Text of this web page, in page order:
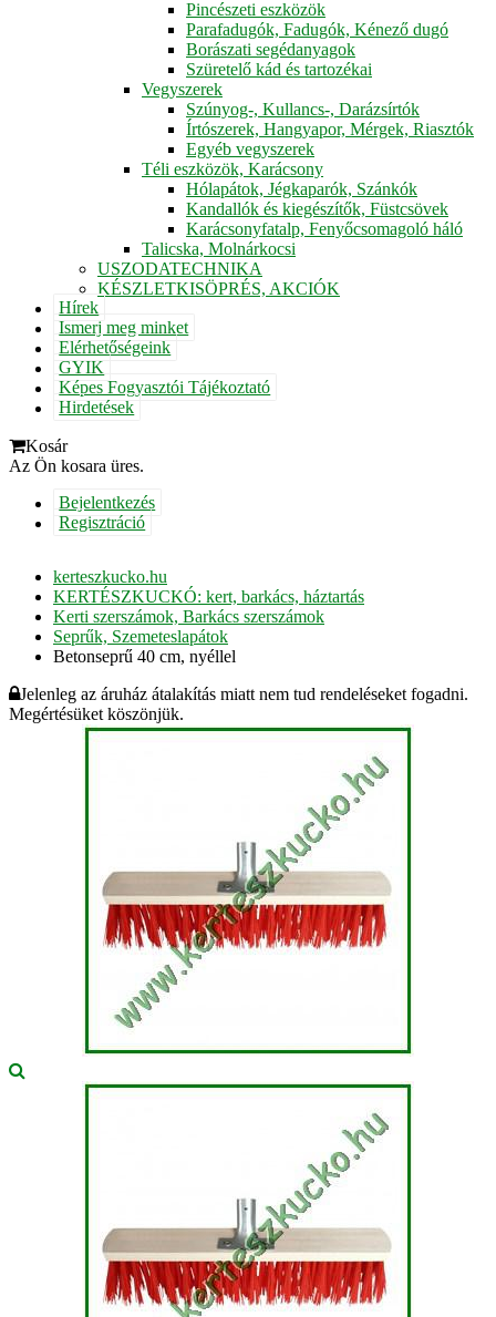
Pincészeti eszközök
Parafadugók, Fadugók, Kénező dugó
Borászati segédanyagok
Szüretelő kád és tartozékai
Vegyszerek
Szúnyog-, Kullancs-, Darázsírtók
Írtószerek, Hangyapor, Mérgek, Riasztók
Egyéb vegyszerek
Téli eszközök, Karácsony
Hólapátok, Jégkaparók, Szánkók
Kandallók és kiegészítők, Füstcsövek
Karácsonyfatalp, Fenyőcsomagoló háló
Talicska, Molnárkocsi
USZODATECHNIKA
KÉSZLETKISÖPRÉS, AKCIÓK
Hírek
Ismerj meg minket
Elérhetőségeink
GYIK
Képes Fogyasztói Tájékoztató
Hirdetések
Kosár
Az Ön kosara üres.
Bejelentkezés
Regisztráció
kerteszkucko.hu
KERTÉSZKUCKÓ: kert, barkács, háztartás
Kerti szerszámok, Barkács szerszámok
Seprűk, Szemeteslapátok
Betonseprű 40 cm, nyéllel
Jelenleg az áruház átalakítás miatt nem tud rendeléseket fogadni.
Megértésüket köszönjük.